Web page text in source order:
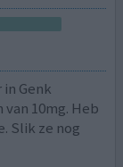
Genk
10mg. Heb
Slik ze nog